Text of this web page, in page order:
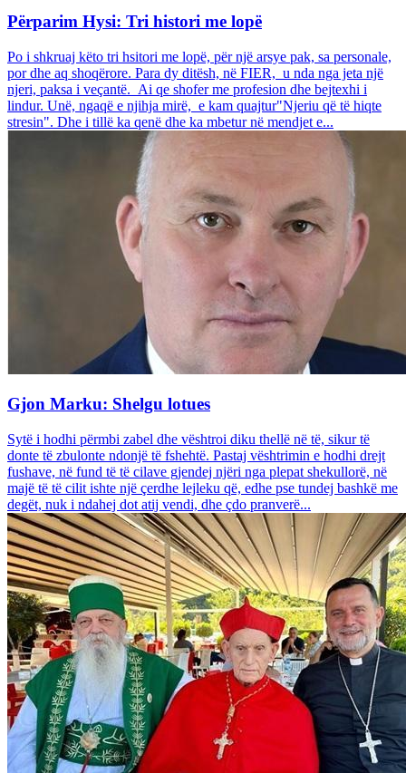
Përparim Hysi: Tri histori me lopë
Po i shkruaj këto tri hsitori me lopë, për një arsye pak, sa personale,
por dhe aq shoqërore. Para dy ditësh, në FIER, u nda nga jeta një
njeri, paksa i veçantë. Ai qe shofer me profesion dhe bejtexhi i
lindur. Unë, ngaqë e njihja mirë, e kam quajtur"Njeriu që të hiqte
stresin". Dhe i tillë ka qenë dhe ka mbetur në mendjet e...
Gjon Marku: Shelgu lotues
Sytë i hodhi përmbi zabel dhe vështroi diku thellë në të, sikur të
donte të zbulonte ndonjë të fshehtë. Pastaj vështrimin e hodhi drejt
fushave, në fund të të cilave gjendej njëri nga plepat shekullorë, në
majë të të cilit ishte një çerdhe lejleku që, edhe pse tundej bashkë me
degët, nuk i ndahej dot atij vendi, dhe çdo pranverë...